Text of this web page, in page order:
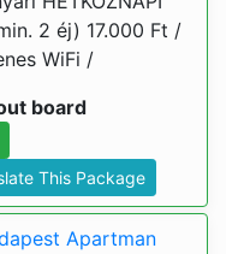
2 éj) 17.000 Ft /
WiFi /
board
This Package
Apartman